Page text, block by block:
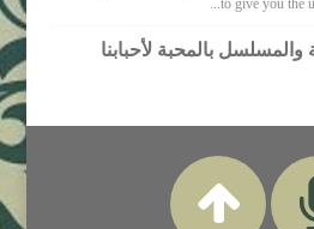
to give you the
والمسلسل بالمحبة لأحبابنا